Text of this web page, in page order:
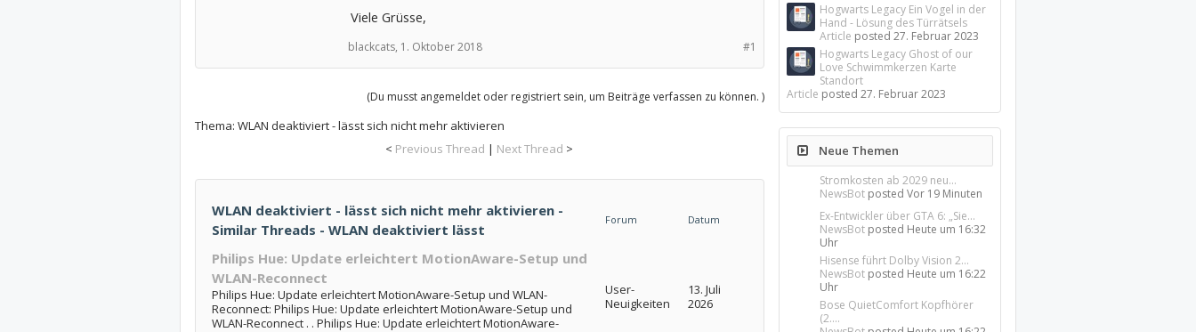
Viele Grüsse,
#1
blackcats, 1. Oktober 2018
(Du musst angemeldet oder registriert sein, um Beiträge verfassen zu können. )
Thema: WLAN deaktiviert - lässt sich nicht mehr aktivieren
< Previous Thread | Next Thread >
WLAN deaktiviert - lässt sich nicht mehr aktivieren -
Similar Threads - WLAN deaktiviert lässt
Forum Datum
Philips Hue: Update erleichtert MotionAware-Setup und
WLAN-Reconnect
Philips Hue: Update erleichtert MotionAware-Setup und WLAN-
Reconnect: Philips Hue: Update erleichtert MotionAware-Setup und
WLAN-Reconnect . . Philips Hue: Update erleichtert MotionAware-
User-
Neuigkeiten
13. Juli
2026
Hogwarts Legacy Ein Vogel in der
Hand - Lösung des Türrätsels
Article posted27. Februar 2023
Hogwarts Legacy Ghost of our
Love Schwimmkerzen Karte
Standort
Article posted27. Februar 2023
Neue Themen
Stromkosten ab 2029 neu...
NewsBot postedVor 19 Minuten
Ex-Entwickler über GTA 6: „Sie...
NewsBot posted Heute um 16:32
Uhr
Hisense führt Dolby Vision 2...
NewsBot posted Heute um 16:22
Uhr
Bose QuietComfort Kopfhörer
(2....